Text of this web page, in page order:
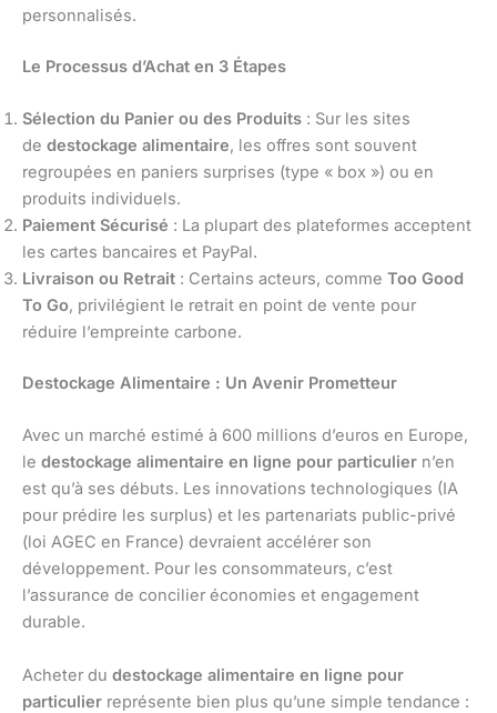
personnalisés.
Le Processus d’Achat en 3 Étapes
Sélection du Panier ou des Produits : Sur les sites
de destockage alimentaire, les offres sont souvent
regroupées en paniers surprises (type « box ») ou en
produits individuels.
Paiement Sécurisé : La plupart des plateformes acceptent
les cartes bancaires et PayPal.
Livraison ou Retrait : Certains acteurs, comme Too Good
To Go, privilégient le retrait en point de vente pour
réduire l’empreinte carbone.
Destockage Alimentaire : Un Avenir Prometteur
Avec un marché estimé à 600 millions d’euros en Europe,
le destockage alimentaire en ligne pour particulier n’en
est qu’à ses débuts. Les innovations technologiques (IA
pour prédire les surplus) et les partenariats public-privé
(loi AGEC en France) devraient accélérer son
développement. Pour les consommateurs, c’est
l’assurance de concilier économies et engagement
durable.
Acheter du destockage alimentaire en ligne pour
particulier représente bien plus qu’une simple tendance :